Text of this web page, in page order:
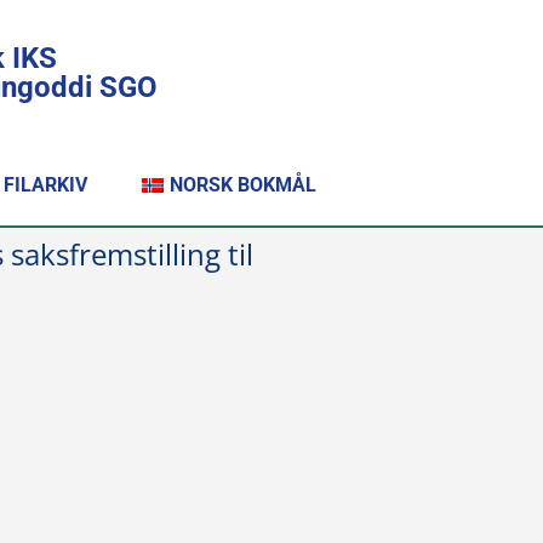
IKS
SGO
FILARKIV NORSK BOKMÅL
saksfremstilling til